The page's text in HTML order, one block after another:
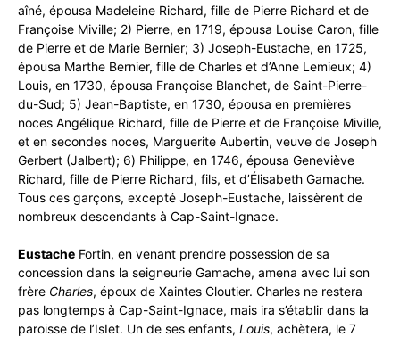
aîné, épousa Madeleine Richard, fille de Pierre Richard et de
Françoise Miville; 2) Pierre, en 1719, épousa Louise Caron, fille
de Pierre et de Marie Bernier; 3) Joseph-Eustache, en 1725,
épousa Marthe Bernier, fille de Charles et d’Anne Lemieux; 4)
Louis, en 1730, épousa Françoise Blanchet, de Saint-Pierre-
du-Sud; 5) Jean-Baptiste, en 1730, épousa en premières
noces Angélique Richard, fille de Pierre et de Françoise Miville,
et en secondes noces, Marguerite Aubertin, veuve de Joseph
Gerbert (Jalbert); 6) Philippe, en 1746, épousa Geneviève
Richard, fille de Pierre Richard, fils, et d’Élisabeth Gamache.
Tous ces garçons, excepté Joseph-Eustache, laissèrent de
nombreux descendants à Cap-Saint-Ignace.
Eustache Fortin, en venant prendre possession de sa
concession dans la seigneurie Gamache, amena avec lui son
frère Charles, époux de Xaintes Cloutier. Charles ne restera
pas longtemps à Cap-Saint-Ignace, mais ira s’établir dans la
paroisse de l’IsIet. Un de ses enfants, Louis, achètera, le 7